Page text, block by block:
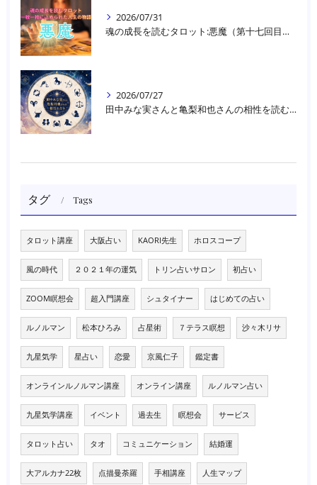
2026/07/31
魂の成長を読むタロット:悪魔（第十七回目）｜大阪・箕面占いスクールラブアンドライト
2026/07/27
田中みな実さんと亀梨和也さんの相性を読む｜大阪・箕面占いスクールラブアンドライト
タグ Tags
タロット講座 大阪占い KAORI先生 ホロスコープ
風の時代 ２０２１年の運気 トリン占いサロン 初占い
ZOOM瞑想会 超入門講座 シュタイナー はじめての占い
ルノルマン 松本ひろみ 占星術 ７テラス瞑想 沙々木リサ
九星気学 星占い 恋愛 京風仁子 鑑定書
オンラインルノルマン講座 オンライン講座 ルノルマン占い
九星気学講座 イベント 過去生 瞑想会 サービス
タロット占い タオ コミュニケーション 結婚運
大アルカナ22枚 点描曼荼羅 手相講座 人生マップ